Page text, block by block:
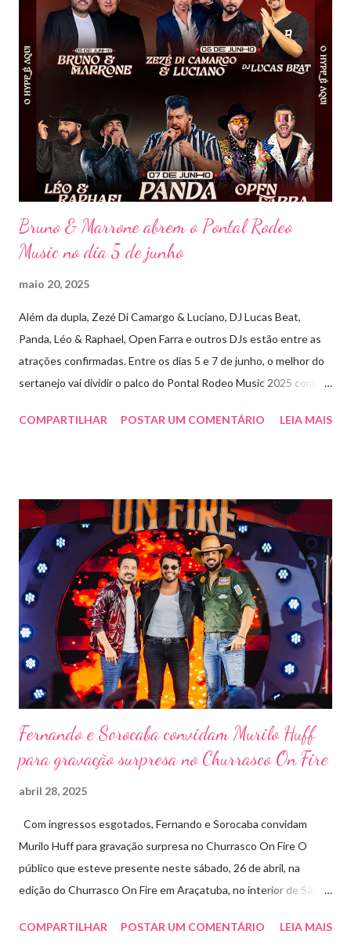
única, com o público cantando junto do início ao fim. Criado em
2018, o projeto Violada BeD se tornou uma verdadeira marca
registrada da carreira da dupla, oferecendo ao público um show
imersivo, com horas de duração, que mistura grandes clássicos
do sertanejo com homenagens a outros gêneros. No palco,
Bruninho & Davi transitam com naturalidade entre os seus hits e
releituras de artistas como Sandy & Junior, CPM 22 e
Detonautas, cria...
Bruno & Marrone abrem o Pontal Rodeo
Music no dia 5 de junho
maio 20, 2025
Além da dupla, Zezé Di Camargo & Luciano, DJ Lucas Beat,
Panda, Léo & Raphael, Open Farra e outros DJs estão entre as
atrações confirmadas. Entre os dias 5 e 7 de junho, o melhor do
sertanejo vai dividir o palco do Pontal Rodeo Music 2025 com o
outras atrações. Esta edição da festa, que ocupa lugar de
requisitados pelos organizadores de eventos em todo o país.
Pela segunda vez, a organização do evento está a cargo da
Marini Eventos — empresa com ampla experiência na promoção
de grandes festivais pelo Brasil, como a retomada da FAPIL
(Feira Agropecuária e Industrial de Leme) no ano passado. O
Pontal Rodeo Music reforça mais uma vez seu compromisso
social: os ingressos poderão ser trocados por 1 kg de alimento
não perecível. Toda a arr...
COMPARTILHAR POSTAR UM COMENTÁRIO LEIA MAIS
Fernando e Sorocaba convidam Murilo Huff
para gravação surpresa no Churrasco On Fire
abril 28, 2025
Com ingressos esgotados, Fernando e Sorocaba convidam
Murilo Huff para gravação surpresa no Churrasco On Fire O
público que esteve presente neste sábado, 26 de abril, na
edição do Churrasco On Fire em Araçatuba, no interior de São
Huff subiu ao palco de surpresa para gravar duas faixas ao lado
COMPARTILHAR POSTAR UM COMENTÁRIO LEIA MAIS